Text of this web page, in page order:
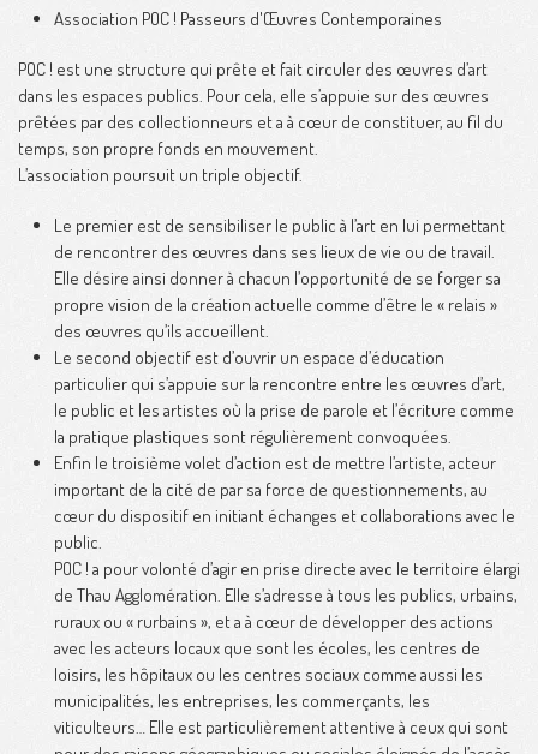
Association POC ! Passeurs d'Œuvres Contemporaines
POC ! est une structure qui prête et fait circuler des œuvres d’art
dans les espaces publics. Pour cela, elle s’appuie sur des œuvres
prêtées par des collectionneurs et a à cœur de constituer, au fil du
temps, son propre fonds en mouvement.
L’association poursuit un triple objectif.
Le premier est de sensibiliser le public à l’art en lui permettant
de rencontrer des œuvres dans ses lieux de vie ou de travail.
Elle désire ainsi donner à chacun l’opportunité de se forger sa
propre vision de la création actuelle comme d’être le « relais »
des œuvres qu’ils accueillent.
Le second objectif est d’ouvrir un espace d’éducation
particulier qui s’appuie sur la rencontre entre les œuvres d’art,
le public et les artistes où la prise de parole et l’écriture comme
la pratique plastiques sont régulièrement convoquées.
Enfin le troisième volet d’action est de mettre l’artiste, acteur
important de la cité de par sa force de questionnements, au
cœur du dispositif en initiant échanges et collaborations avec le
public.
POC ! a pour volonté d’agir en prise directe avec le territoire élargi
de Thau Agglomération. Elle s’adresse à tous les publics, urbains,
ruraux ou « rurbains », et a à cœur de développer des actions
avec les acteurs locaux que sont les écoles, les centres de
loisirs, les hôpitaux ou les centres sociaux comme aussi les
municipalités, les entreprises, les commerçants, les
viticulteurs… Elle est particulièrement attentive à ceux qui sont